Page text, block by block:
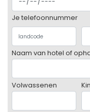
Je telefoonnummer
Naam van hotel of
Volwassenen